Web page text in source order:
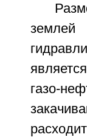
газо-